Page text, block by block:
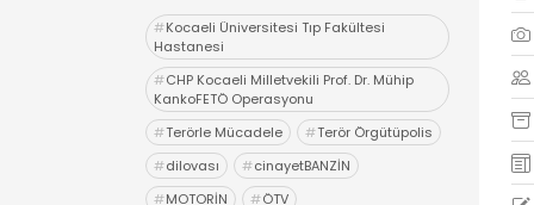
#Kocaeli Üniversitesi Tıp Fakültesi
Hastanesi
#CHP Kocaeli Milletvekili Prof. Dr. Mühip
KankoFETÖ Operasyonu
#Terörle Mücadele #Terör Örgütüpolis
#dilovası #cinayetBANZİN
#MOTORİN #ÖTV